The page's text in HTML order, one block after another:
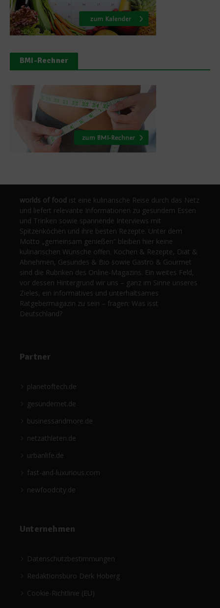
BMI-Rechner
worlds of food ist eine kulinarische Reise durch das Netz
und liefert relevante Informationen zu gesundem Essen
und Trinken sowie spannende Interviews mit
Spitzenköchen und ihre besten Rezepte. Unter dem
Motto „gemeinsam genießen“ bleiben hier keine
kulinarischen Wünsche offen. Kochen & Rezepte, Diät &
Abnehmen, Gesundes & Bio sowie Gastro & Gourmet
sind die Rubriken des Online-Magazins. Ein weites Feld,
vor dessen Hintergrund wir uns – ganz im Sinne unseres
Zieles, ein informatives und unterhaltsames
Ratgebermagazin zu sein – fragen: Was isst
Deutschland?
Partner
planetoftech.de
gesündernet.de
businessandmore.de
netzathleten.de
urbanlife.de
fast-and-luxurious.com
newfoodcity.de
Unternehmen
Datenschutzbestimmungen
Redaktionsbüro Derk Hoberg
Cookie-Richtlinie (EU)